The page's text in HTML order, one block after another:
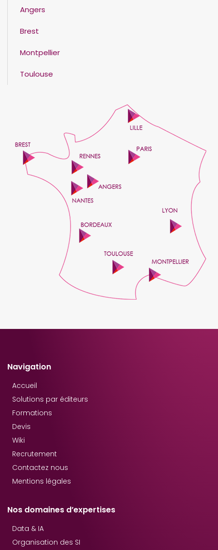
Angers
Brest
Montpellier
Toulouse
Navigation
Accueil
Solutions par éditeurs
Formations
Devis
Wiki
Recrutement
Contactez nous
Mentions légales
Nos domaines d’expertises
Data & IA
Organisation des SI